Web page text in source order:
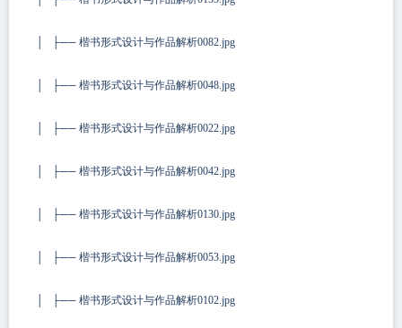
│ ├── 楷书形式设计与作品解析0082.jpg
│ ├── 楷书形式设计与作品解析0048.jpg
│ ├── 楷书形式设计与作品解析0022.jpg
│ ├── 楷书形式设计与作品解析0042.jpg
│ ├── 楷书形式设计与作品解析0130.jpg
│ ├── 楷书形式设计与作品解析0053.jpg
│ ├── 楷书形式设计与作品解析0102.jpg